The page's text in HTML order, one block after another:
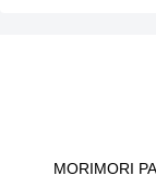
MORIMORI